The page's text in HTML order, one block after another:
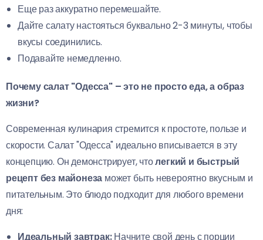
Еще раз аккуратно перемешайте.
Дайте салату настояться буквально 2-3 минуты, чтобы
вкусы соединились.
Подавайте немедленно.
Почему салат "Одесса" – это не просто еда, а образ
жизни?
Современная кулинария стремится к простоте, пользе и
скорости. Салат "Одесса" идеально вписывается в эту
концепцию. Он демонстрирует, чтолегкий и быстрый
рецепт без майонеза может быть невероятно вкусным и
питательным. Это блюдо подходит для любого времени
дня:
Идеальный завтрак:Начните свой день с порции